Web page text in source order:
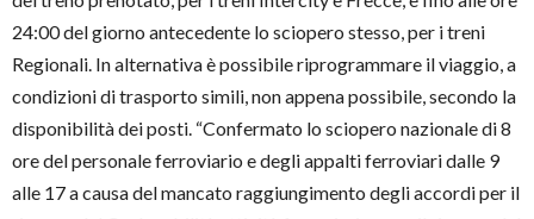
24:00 del giorno antecedente lo sciopero stesso, per i treni
Regionali. In alternativa è possibile riprogrammare il viaggio, a
condizioni di trasporto simili, non appena possibile, secondo la
disponibilità dei posti. “Confermato lo sciopero nazionale di 8
ore del personale ferroviario e degli appalti ferroviari dalle 9
alle 17 a causa del mancato raggiungimento degli accordi per il